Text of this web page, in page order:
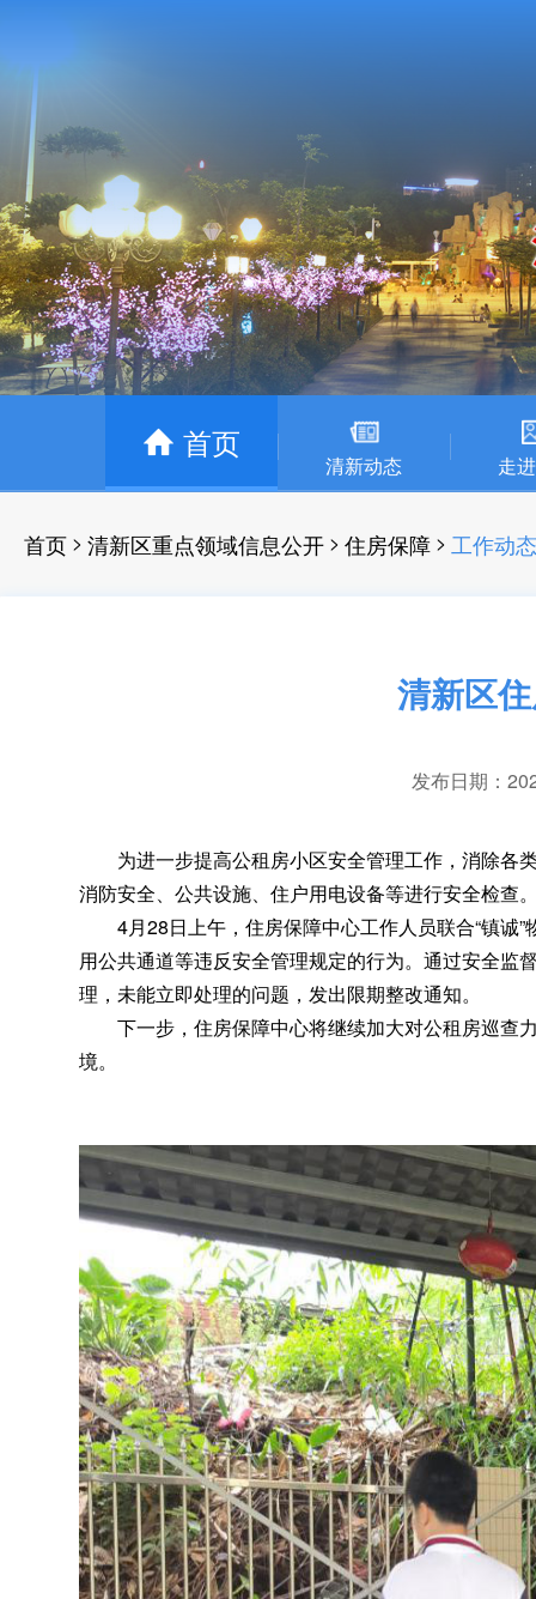
首页
清新动态 走
首页 > 清新区重点领域信息公开 > 住房保障 > 工作动态
清新区
发布日期：
为进一步提高公租房小区安全管理工作 ， 消除各
消防安全、公共设施、住户用电设备等进行安全检查
4月28日上午 ， 住房保障中心工作人员联合“镇诚
用公共通道等违反安全管理规定的行为。通过安全监
理 ， 未能立即处理的问题，发出限期整改通知。
下一步 ， 住房保障中心将继续加大对公租房巡查
境。